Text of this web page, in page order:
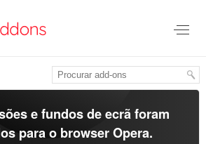
e fundos de ecrã foram
para o browser Opera.